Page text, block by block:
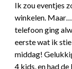
Ik zou eventjes
winkelen.
telefoon ging
eerste wat ik
middag!
4 kids, en had